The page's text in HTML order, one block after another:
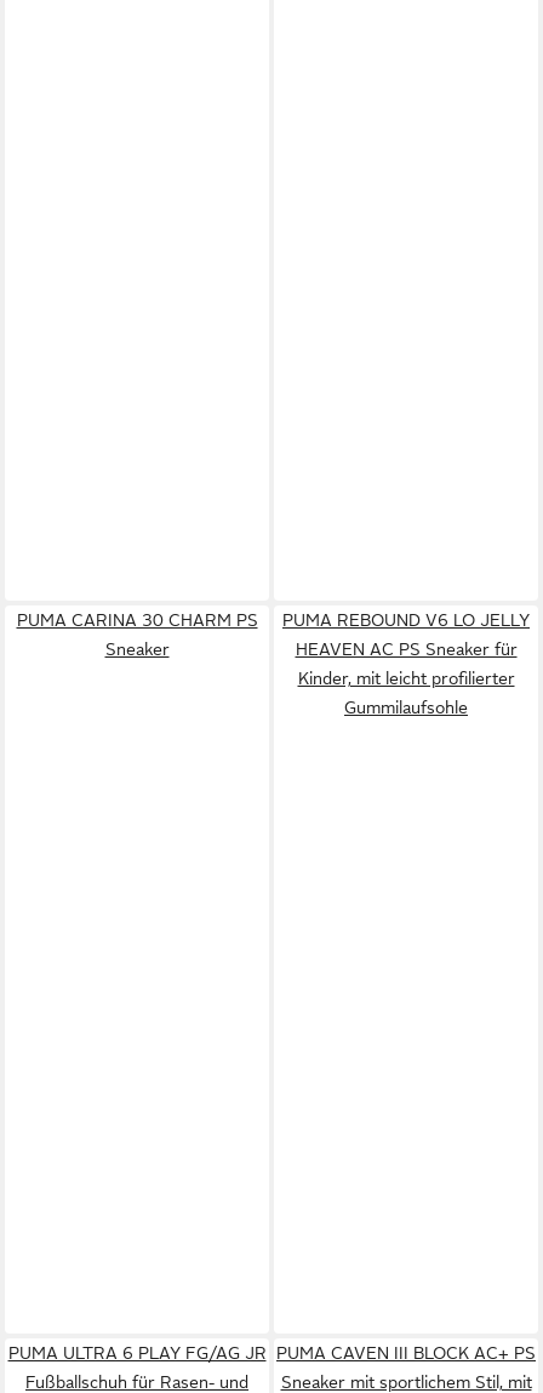
PUMA CARINA 30 CHARM PS
Sneaker
PUMA REBOUND V6 LO JELLY
HEAVEN AC PS Sneaker für
Kinder, mit leicht profilierter
Gummilaufsohle
PUMA ULTRA 6 PLAY FG/AG JR
Fußballschuh für Rasen- und
PUMA CAVEN III BLOCK AC+ PS
Sneaker mit sportlichem Stil, mit